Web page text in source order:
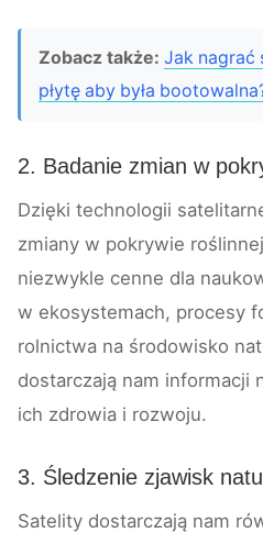
Zobacz także: Jak nagrać
płytę aby była
2. Badanie zmian w
Dzięki technologii
zmiany w pokrywie
niezwykle cenne dla
w ekosystemach, procesy
rolnictwa na środowisko
dostarczają nam informacji
ich zdrowia i rozwoju.
3. Śledzenie zjawisk
Satelity dostarczają nam